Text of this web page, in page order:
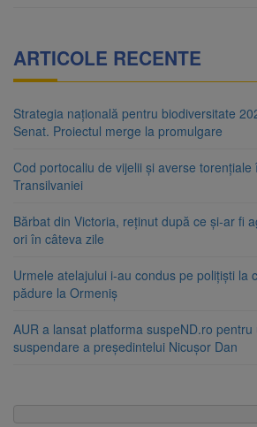
ARTICOLE RECENTE
Strategia națională pentru biodiversitate
Senat. Proiectul merge la promulgare
Cod portocaliu de vijelii și averse
Transilvaniei
Bărbat din Victoria, reținut după ce și-ar fi
ori în câteva zile
Urmele atelajului i-au condus pe polițiști la
pădure la Ormeniș
AUR a lansat platforma suspeND.ro
suspendare a președintelui Nicușor Dan